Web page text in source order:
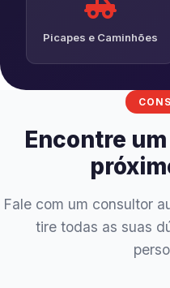
Picapes e Caminhões
Encontre
Fale com um consultor
tire todas as suas